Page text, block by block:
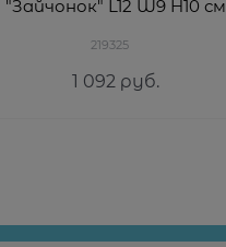
"Зайчонок" L12 W9 H10 см
219325
1 092 руб.